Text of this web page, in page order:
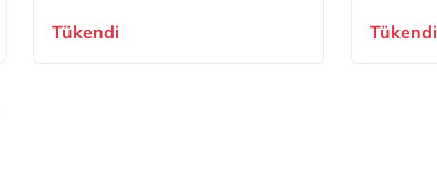
Tükendi Tükendi